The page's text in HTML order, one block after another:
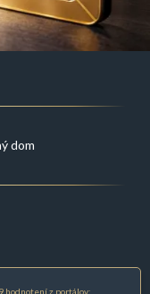
dom
hodnotení z portálov: